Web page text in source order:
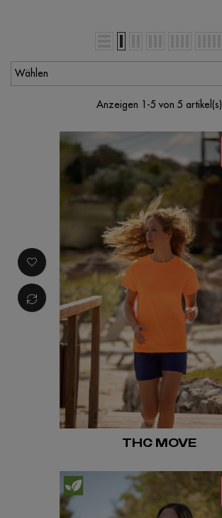
Wählen
Anzeigen 1-5 von 5 artikel(s)
THC MOVE